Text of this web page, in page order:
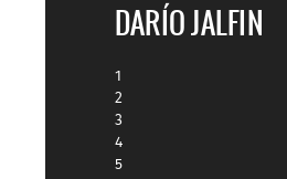
DARÍO JALFIN
1
2
3
4
5